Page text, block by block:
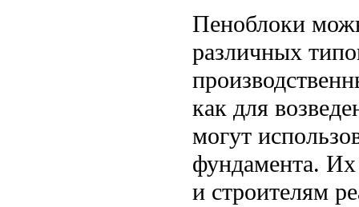
Пеноблоки
различных
как для
могут
фундамента. Их
и строителям